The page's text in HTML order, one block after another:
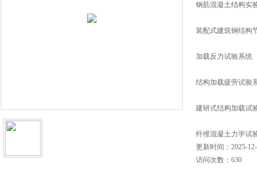
钢筋混凝土结构实
装配式建筑钢结构
加载反力试验系统
结构加载疲劳试验
建研式结构加载试
纤维混凝土力学试
更新时间：2025-
访问次数：630